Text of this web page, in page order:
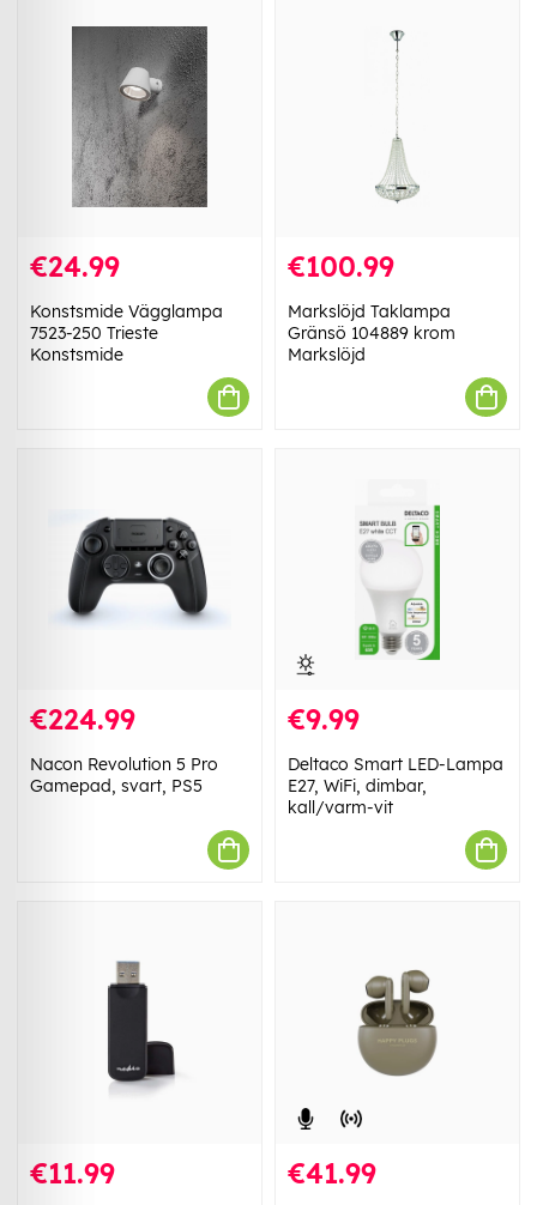
€24.99
Konstsmide Vägglampa
7523-250 Trieste
Konstsmide
€100.99
Markslöjd Taklampa
Gränsö 104889 krom
Markslöjd
€224.99
Nacon Revolution 5 Pro
Gamepad, svart, PS5
€9.99
Deltaco Smart LED-Lampa
E27, WiFi, dimbar,
kall/varm-vit
€11.99 €41.99